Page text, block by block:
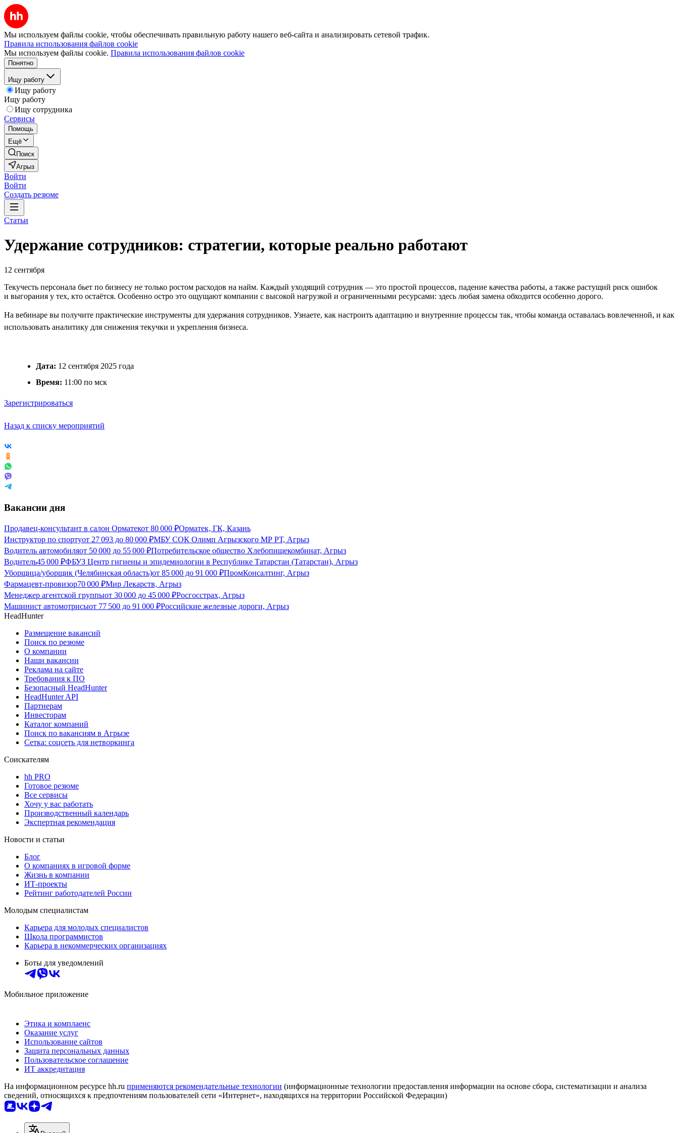
Мы используем файлы cookie, чтобы обеспечивать правильную работу нашего веб-сайта и анализировать сетевой трафик.
Правила использования файлов cookie
Мы используем файлы cookie. Правила использования файлов cookie
Понятно
Ищу работу
Ищу работу
Ищу работу
Ищу сотрудника
Сервисы
Помощь
Ещё
Поиск
Агрыз
Войти
Войти
Создать резюме
Статьи
Удержание сотрудников: стратегии, которые реально работают
12 сентября
Текучесть персонала бьет по бизнесу не только ростом расходов на найм. Каждый уходящий сотрудник — это простой процессов, падение качества работы, а также растущий риск ошибок
и выгорания у тех, кто остаётся. Особенно остро это ощущают компании с высокой нагрузкой и ограниченными ресурсами: здесь любая замена обходится особенно дорого.
На вебинаре вы получите практические инструменты для удержания сотрудников. Узнаете, как настроить адаптацию и внутренние процессы так, чтобы команда оставалась вовлеченной, и как
использовать аналитику для снижения текучки и укрепления бизнеса.
Дата: 12 сентября 2025 года
Время: 11:00 по мск
Зарегистрироваться
Назад к списку мероприятий
Вакансии дня
Продавец-консультант в салон Орматекот 80 000 ₽Орматек, ГК, Казань
Инструктор по спортуот 27 093 до 80 000 ₽МБУ СОК Олимп Агрызского МР РТ, Агрыз
Водитель автомобиляот 50 000 до 55 000 ₽Потребительское общество Хлебопищекомбинат, Агрыз
Водитель45 000 ₽ФБУЗ Центр гигиены и эпидемиологии в Республике Татарстан (Татарстан), Агрыз
Уборщица/уборщик (Челябинская область)от 85 000 до 91 000 ₽ПромКонсалтинг, Агрыз
Фармацевт-провизор70 000 ₽Мир Лекарств, Агрыз
Менеджер агентской группыот 30 000 до 45 000 ₽Росгосстрах, Агрыз
Машинист автомотрисыот 77 500 до 91 000 ₽Российские железные дороги, Агрыз
HeadHunter
Размещение вакансий
Поиск по резюме
О компании
Наши вакансии
Реклама на сайте
Требования к ПО
Безопасный HeadHunter
HeadHunter API
Партнерам
Инвесторам
Каталог компаний
Поиск по вакансиям в Агрызе
Сетка: соцсеть для нетворкинга
Соискателям
hh PRO
Готовое резюме
Все сервисы
Хочу у вас работать
Производственный календарь
Экспертная рекомендация
Новости и статьи
Блог
О компаниях в игровой форме
Жизнь в компании
ИТ-проекты
Рейтинг работодателей России
Молодым специалистам
Карьера для молодых специалистов
Школа программистов
Карьера в некоммерческих организациях
Боты для уведомлений
Мобильное приложение
Этика и комплаенс
Оказание услуг
Использование сайтов
Защита персональных данных
Пользовательское соглашение
ИТ аккредитация
На информационном ресурсе hh.ru применяются рекомендательные технологии (информационные технологии предоставления информации на основе сбора, систематизации и анализа
сведений, относящихся к предпочтениям пользователей сети «Интернет», находящихся на территории Российской Федерации)